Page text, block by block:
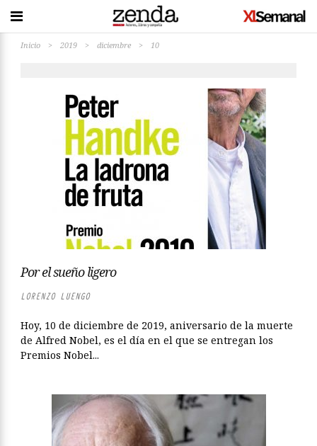
Inicio > 2019 > diciembre > 10
Por el sueño ligero
LORENZO LUENGO
Hoy, 10 de diciembre de 2019, aniversario de la muerte
de Alfred Nobel, es el día en el que se entregan los
Premios Nobel...